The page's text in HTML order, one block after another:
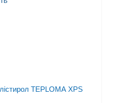
TEPLOMA XPS